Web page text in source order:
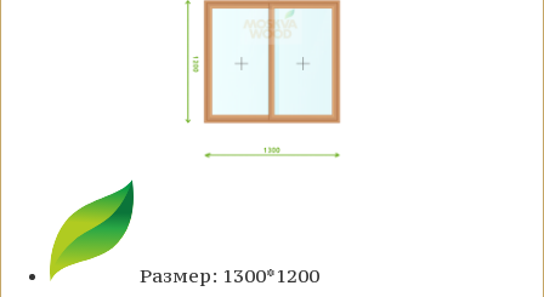
Размер: 1300*1200